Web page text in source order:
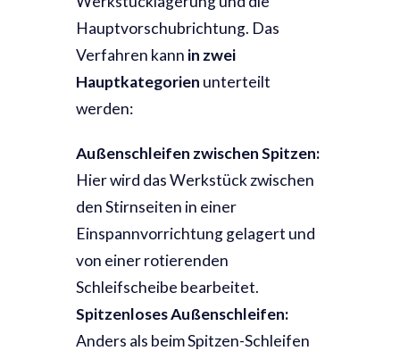
Hauptvorschubrichtung. Das
Verfahren kann in zwei
Hauptkategorien unterteilt
werden:
Außenschleifen zwischen Spitzen:
Hier wird das Werkstück zwischen
den Stirnseiten in einer
Einspannvorrichtung gelagert und
von einer rotierenden
Schleifscheibe bearbeitet.
Spitzenloses Außenschleifen:
Anders als beim Spitzen-Schleifen